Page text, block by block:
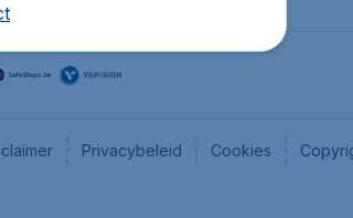
Privacybeleid Cookies